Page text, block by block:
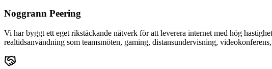
Noggrann Peering
Vi har byggt ett eget rikstäckande nätverk för att leverera internet med hög
realtidsanvändning som teamsmöten, gaming, distansundervisning,